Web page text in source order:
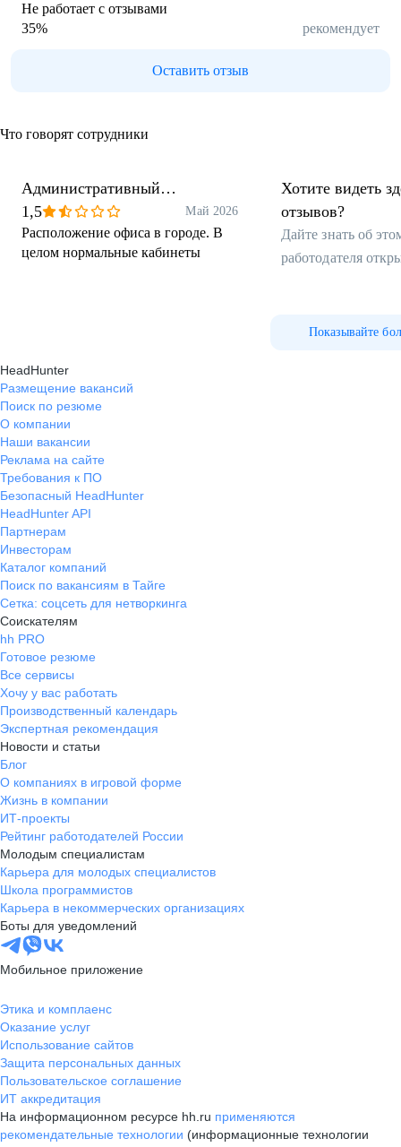
Не работает с отзывами
35% рекомендует
Оставить отзыв
Что говорят сотрудники
Административный
специалист
1,5 Май 2026
Расположение офиса в городе. В
целом нормальные кабинеты
Хотите видеть
отзывов?
Дайте знать об
работодателя
Показывайте
HeadHunter
Размещение вакансий
Поиск по резюме
О компании
Наши вакансии
Реклама на сайте
Требования к ПО
Безопасный HeadHunter
HeadHunter API
Партнерам
Инвесторам
Каталог компаний
Поиск по вакансиям в Тайге
Сетка: соцсеть для нетворкинга
Соискателям
hh PRO
Готовое резюме
Все сервисы
Хочу у вас работать
Производственный календарь
Экспертная рекомендация
Новости и статьи
Блог
О компаниях в игровой форме
Жизнь в компании
ИТ-проекты
Рейтинг работодателей России
Молодым специалистам
Карьера для молодых специалистов
Школа программистов
Карьера в некоммерческих организациях
Боты для уведомлений
Мобильное приложение
Этика и комплаенс
Оказание услуг
Использование сайтов
Защита персональных данных
Пользовательское соглашение
ИТ аккредитация
На информационном ресурсе hh.ru применяются
рекомендательные технологии (информационные технологии